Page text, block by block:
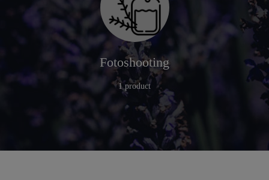
Fotoshooting
1 product